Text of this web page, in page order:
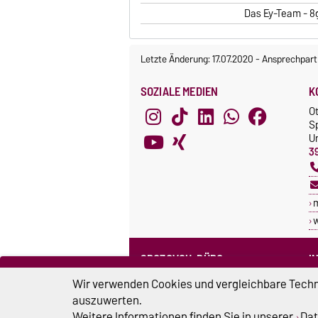
Das Ey-Team -
Letzte Änderung: 17.07.2020-
SOZIALE MEDIEN
SPOZOVGU-BÜRO
Sprechzeiten
Wir verwenden Cookies und vergleichbare
auszuwerten.